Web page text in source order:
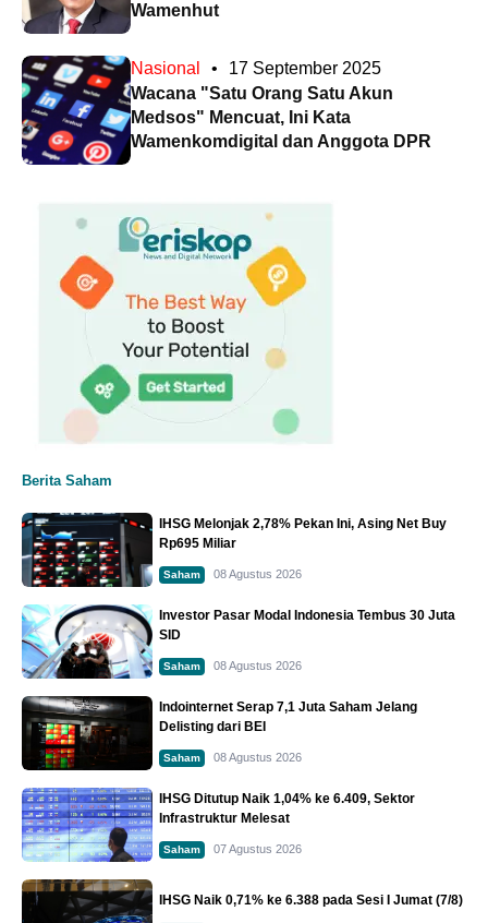
Wamenhut
Nasional •
17 September 2025
Wacana "Satu Orang Satu Akun
Medsos" Mencuat, Ini Kata
Wamenkomdigital dan Anggota DPR
Berita Saham
IHSG Melonjak 2,78% Pekan Ini, Asing Net Buy
Rp695 Miliar
Saham 08 Agustus 2026
Investor Pasar Modal Indonesia Tembus 30 Juta
SID
Saham 08 Agustus 2026
Indointernet Serap 7,1 Juta Saham Jelang
Delisting dari BEI
Saham 08 Agustus 2026
IHSG Ditutup Naik 1,04% ke 6.409, Sektor
Infrastruktur Melesat
Saham 07 Agustus 2026
IHSG Naik 0,71% ke 6.388 pada Sesi I Jumat (7/8)